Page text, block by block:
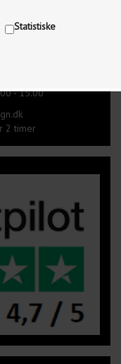
Statistiske
87
- 15.00
2 timer